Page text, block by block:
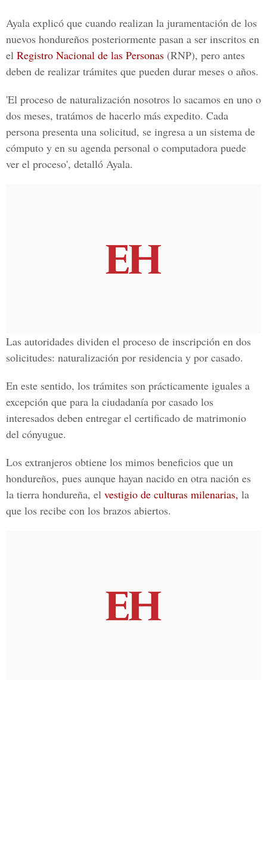
Ayala explicó que cuando realizan la juramentación de los
nuevos hondureños posteriormente pasan a ser inscritos en
el Registro Nacional de las Personas (RNP), pero antes
deben de realizar trámites que pueden durar meses o años.
'El proceso de naturalización nosotros lo sacamos en uno o
dos meses, tratámos de hacerlo más expedito. Cada
persona presenta una solicitud, se ingresa a un sistema de
cómputo y en su agenda personal o computadora puede
ver el proceso', detalló Ayala.
Las autoridades dividen el proceso de inscripción en dos
solicitudes: naturalización por residencia y por casado.
En este sentido, los trámites son prácticamente iguales a
excepción que para la ciudadanía por casado los
interesados deben entregar el certificado de matrimonio
del cónyugue.
Los extranjeros obtiene los mimos beneficios que un
hondureños, pues aunque hayan nacido en otra nación es
la tierra hondureña, el vestigio de culturas milenarias, la
que los recibe con los brazos abiertos.